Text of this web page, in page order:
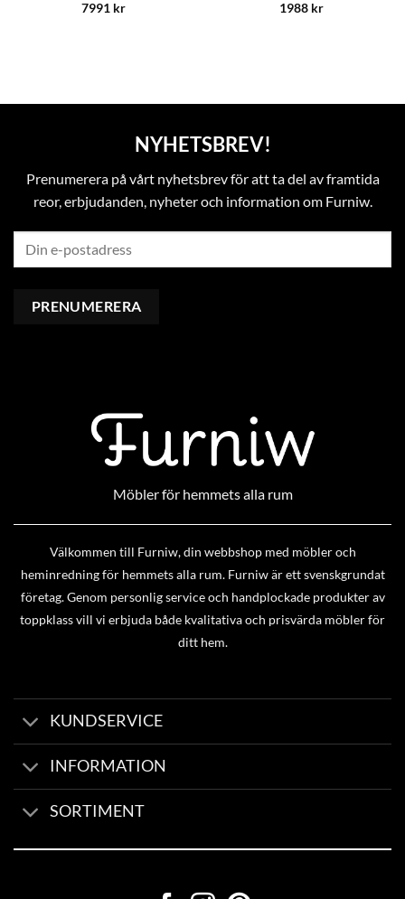
7991 kr
1988 kr
NYHETSBREV!
Prenumerera på vårt nyhetsbrev för att ta del av framtida
reor, erbjudanden, nyheter och information om Furniw.
Möbler för hemmets alla rum
Välkommen till Furniw, din webbshop med möbler och
heminredning för hemmets alla rum. Furniw är ett svenskgrundat
företag. Genom personlig service och handplockade produkter av
toppklass vill vi erbjuda både kvalitativa och prisvärda möbler för
ditt hem.
KUNDSERVICE
INFORMATION
SORTIMENT